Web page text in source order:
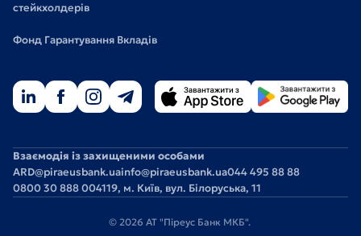
стейкхолдерів
Фонд Гарантування Вкладів
Взаємодія із захищеними особами
ARD@piraeusbank.uainfo@piraeusbank.ua044 495 88 88
0800 30 888 004119, м. Київ, вул. Білоруська, 11
© 2026 АТ "Піреус Банк МКБ".